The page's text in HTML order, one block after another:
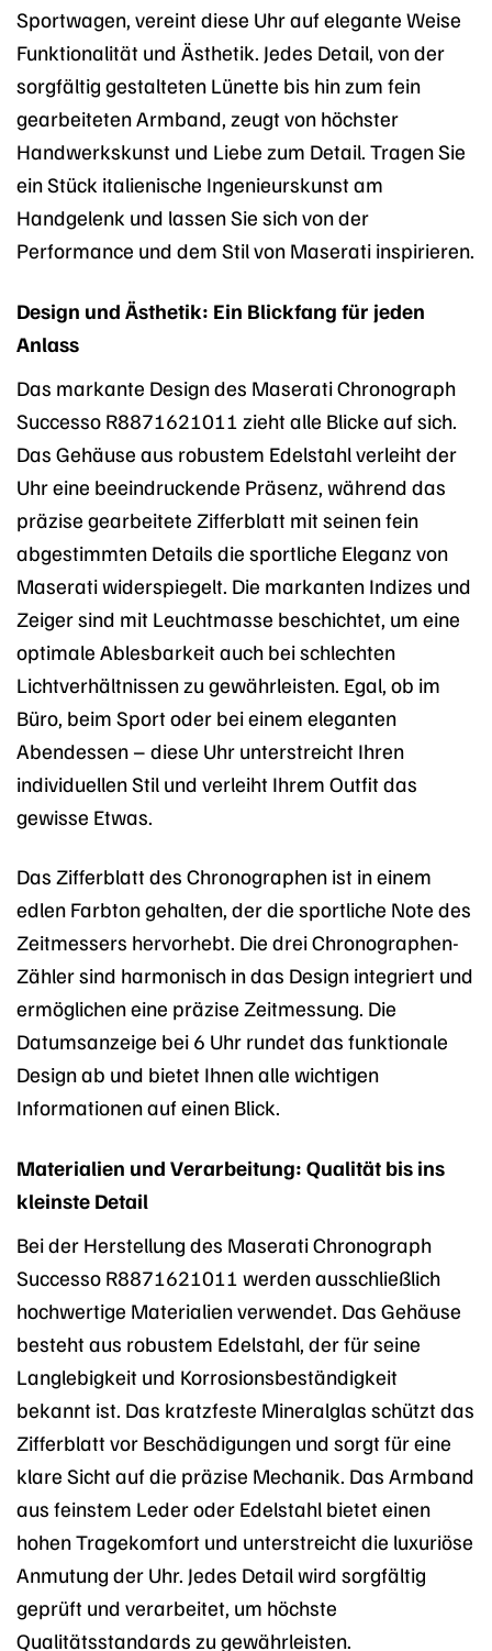
Sportwagen, vereint diese Uhr auf elegante Weise
Funktionalität und Ästhetik. Jedes Detail, von der
sorgfältig gestalteten Lünette bis hin zum fein
gearbeiteten Armband, zeugt von höchster
Handwerkskunst und Liebe zum Detail. Tragen Sie
ein Stück italienische Ingenieurskunst am
Handgelenk und lassen Sie sich von der
Performance und dem Stil von Maserati inspirieren.
Design und Ästhetik: Ein Blickfang für jeden
Anlass
Das markante Design des Maserati Chronograph
Successo R8871621011 zieht alle Blicke auf sich.
Das Gehäuse aus robustem Edelstahl verleiht der
Uhr eine beeindruckende Präsenz, während das
präzise gearbeitete Zifferblatt mit seinen fein
abgestimmten Details die sportliche Eleganz von
Maserati widerspiegelt. Die markanten Indizes und
Zeiger sind mit Leuchtmasse beschichtet, um eine
optimale Ablesbarkeit auch bei schlechten
Lichtverhältnissen zu gewährleisten. Egal, ob im
Büro, beim Sport oder bei einem eleganten
Abendessen – diese Uhr unterstreicht Ihren
individuellen Stil und verleiht Ihrem Outfit das
gewisse Etwas.
Das Zifferblatt des Chronographen ist in einem
edlen Farbton gehalten, der die sportliche Note des
Zeitmessers hervorhebt. Die drei Chronographen-
Zähler sind harmonisch in das Design integriert und
ermöglichen eine präzise Zeitmessung. Die
Datumsanzeige bei 6 Uhr rundet das funktionale
Design ab und bietet Ihnen alle wichtigen
Informationen auf einen Blick.
Materialien und Verarbeitung: Qualität bis ins
kleinste Detail
Bei der Herstellung des Maserati Chronograph
Successo R8871621011 werden ausschließlich
hochwertige Materialien verwendet. Das Gehäuse
besteht aus robustem Edelstahl, der für seine
Langlebigkeit und Korrosionsbeständigkeit
bekannt ist. Das kratzfeste Mineralglas schützt das
Zifferblatt vor Beschädigungen und sorgt für eine
klare Sicht auf die präzise Mechanik. Das Armband
aus feinstem Leder oder Edelstahl bietet einen
hohen Tragekomfort und unterstreicht die luxuriöse
Anmutung der Uhr. Jedes Detail wird sorgfältig
geprüft und verarbeitet, um höchste
Qualitätsstandards zu gewährleisten.